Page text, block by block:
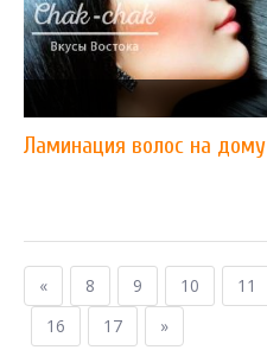
Ламинация волос на дому
« 8 9 10 11
16
17 »